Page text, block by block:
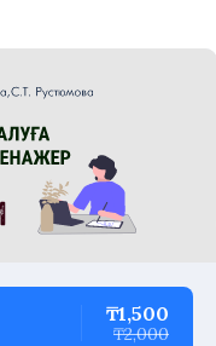
₸1,500
₸2,000